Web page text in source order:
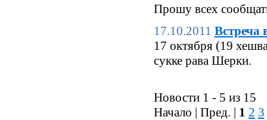
Прошу всех
17.10.2011 Встреча
17 октября (19
сукке рава Шерки.
Новости 1 - 5 из 15
Начало | Пред. | 1 2 3